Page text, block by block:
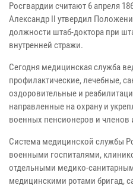
Росгвардии считают 6 апреля
Александр II утвердил
должности штаб-доктора при
внутренней стражи.
Сегодня медицинская служба
профилактические, лечебные,
оздоровительные и
направленные на охрану и
военных пенсионеров и членов
Система медицинской службы
военными госпиталями,
отдельными медико-
медицинскими ротами бригад,